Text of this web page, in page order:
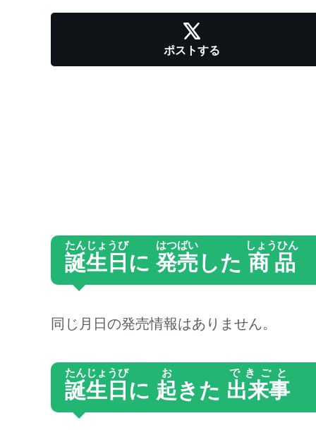
ポストする
誕生日
たんじょうび
に 発売
はつばい
した 商品
しょうひん
同じ月日の発売情報はありません。
誕生日
たんじょうび
に 起
お
きた 出来事
できごと